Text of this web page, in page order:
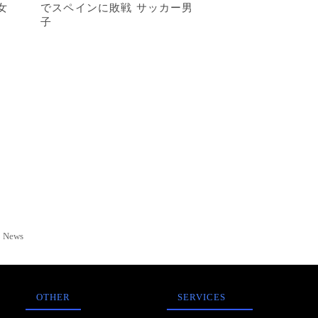
でスペインに敗戦 サッカー男
子
OTHER SERVICES